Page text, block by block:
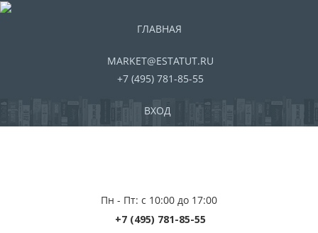
ГЛАВНАЯ
MARKET@ESTATUT.RU
+7 (495) 781-85-55
ВХОД
Пн - Пт: с 10:00 до 17:00
+7 (495) 781-85-55